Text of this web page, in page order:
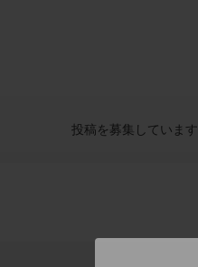
投稿を募集しています